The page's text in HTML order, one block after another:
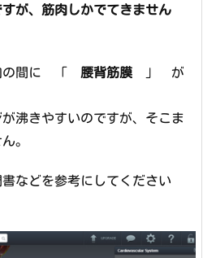
が、筋肉しかでてきません
の間に 「 腰背筋膜 」 が
沸きやすいのですが、そこま
。
などを参考にしてください